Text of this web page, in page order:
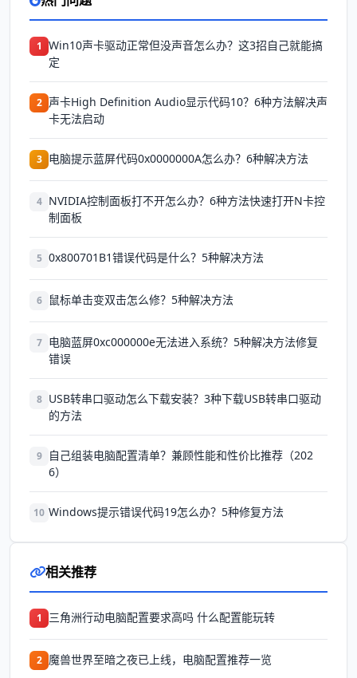
1 Win10声卡驱动正常但没声音怎么办？这3招自己就能搞
定
2 声卡High Definition Audio显示代码10？6种方法解决声
卡无法启动
3 电脑提示蓝屏代码0x0000000A怎么办？6种解决方法
4 NVIDIA控制面板打不开怎么办？6种方法快速打开N卡控
制面板
5 0x800701B1错误代码是什么？5种解决方法
6 鼠标单击变双击怎么修？5种解决方法
7 电脑蓝屏0xc000000e无法进入系统？5种解决方法修复
错误
8 USB转串口驱动怎么下载安装？3种下载USB转串口驱动
的方法
9
自己组装电脑配置清单？兼顾性能和性价比推荐（202
6）
10 Windows提示错误代码19怎么办？5种修复方法
相关推荐
1 三角洲行动电脑配置要求高吗 什么配置能玩转
2 魔兽世界至暗之夜已上线，电脑配置推荐一览